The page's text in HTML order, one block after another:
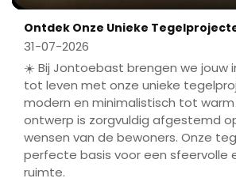
Play Mute
Ontdek Onze Unieke
31-07-2026
☀️ Bij Jontoebast brengen we jouw
tot leven met onze unieke
modern en minimalistisch tot warm
ontwerp is zorgvuldig afgestemd
wensen van de bewoners. Onze
perfecte basis voor een sfeervolle
ruimte.